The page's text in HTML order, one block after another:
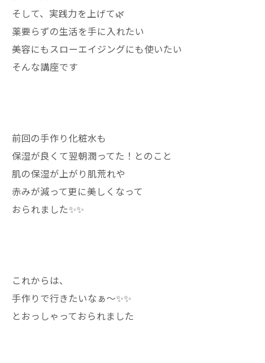
そして、実践力を上げて🌿
薬要らずの生活を手に入れたい
美容にもスローエイジングにも使いたい
そんな講座です
前回の手作り化粧水も
保湿が良くて翌朝潤ってた！とのこと
肌の保湿が上がり肌荒れや
赤みが減って更に美しくなって
おられました✨✨
これからは、
手作りで行きたいなぁ〜✨✨
とおっしゃっておられました